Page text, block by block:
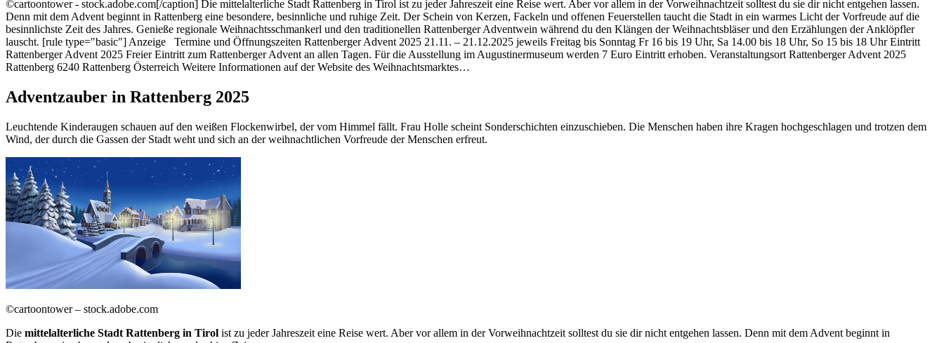
©cartoontower - stock.adobe.com[/caption] Die mittelalterliche Stadt Rattenberg in Tirol ist zu jeder Jahreszeit eine Reise wert. Aber vor allem in der Vorweihnachtzeit solltest du sie dir nicht entgehen lassen.
Denn mit dem Advent beginnt in Rattenberg eine besondere, besinnliche und ruhige Zeit. Der Schein von Kerzen, Fackeln und offenen Feuerstellen taucht die Stadt in ein warmes Licht der Vorfreude auf die
besinnlichste Zeit des Jahres. Genieße regionale Weihnachtsschmankerl und den traditionellen Rattenberger Adventwein während du den Klängen der Weihnachtsbläser und den Erzählungen der Anklöpfler
lauscht. [rule type="basic"] Anzeige Termine und Öffnungszeiten Rattenberger Advent 2025 21.11. – 21.12.2025 jeweils Freitag bis Sonntag Fr 16 bis 19 Uhr, Sa 14.00 bis 18 Uhr, So 15 bis 18 Uhr Eintritt
Rattenberger Advent 2025 Freier Eintritt zum Rattenberger Advent an allen Tagen. Für die Ausstellung im Augustinermuseum werden 7 Euro Eintritt erhoben. Veranstaltungsort Rattenberger Advent 2025
Rattenberg 6240 Rattenberg Österreich Weitere Informationen auf der Website des Weihnachtsmarktes…
Adventzauber in Rattenberg 2025
Leuchtende Kinderaugen schauen auf den weißen Flockenwirbel, der vom Himmel fällt. Frau Holle scheint Sonderschichten einzuschieben. Die Menschen haben ihre Kragen hochgeschlagen und trotzen dem
Wind, der durch die Gassen der Stadt weht und sich an der weihnachtlichen Vorfreude der Menschen erfreut.
©cartoontower – stock.adobe.com
Die mittelalterliche Stadt Rattenberg in Tirol ist zu jeder Jahreszeit eine Reise wert. Aber vor allem in der Vorweihnachtzeit solltest du sie dir nicht entgehen lassen. Denn mit dem Advent beginnt in